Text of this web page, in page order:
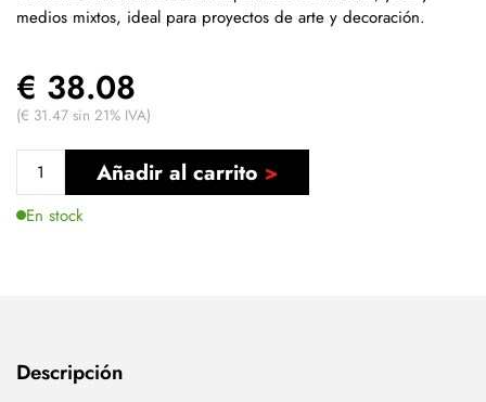
medios mixtos, ideal para proyectos de arte y decoración.
€ 38.08
(€ 31.47 sin 21% IVA)
Añadir al carrito
En stock
Descripción